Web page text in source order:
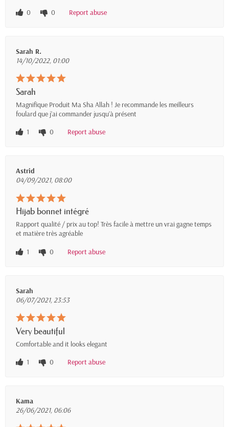
0
0 Report abuse
Sarah R.
14/10/2022, 01:00
Sarah
Magnifique Produit Ma Sha Allah ! Je recommande les meilleurs
foulard que j’ai commander jusqu’à présent
1
0 Report abuse
Astrid
04/09/2021, 08:00
Hijab bonnet intégré
Rapport qualité / prix au top! Très facile à mettre un vrai gagne temps
et matière très agréable
1
0 Report abuse
Sarah
06/07/2021, 23:53
Very beautiful
Comfortable and it looks elegant
1
0 Report abuse
Kama
26/06/2021, 06:06